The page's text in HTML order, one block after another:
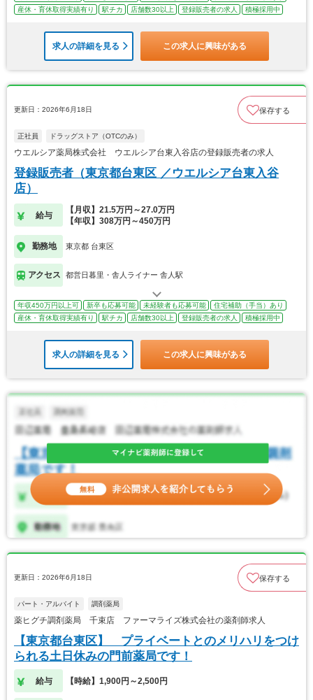
産休・育休取得実績有り
駅チカ 店舗数30以上 登録販売者の求人 積極採用中
求人の詳細を見る この求人に興味がある
更新日：2026年6月18日 保存する
正社員 ドラッグストア（OTCのみ）
ウエルシア薬局株式会社 ウエルシア台東入谷店の登録販売者の求人
登録販売者（東京都台東区 ／ウエルシア台東入谷
店）
給与
【月収】21.5万円～27.0万円
【年収】308万円～450万円
勤務地 東京都 台東区
アクセス 都営日暮里・舎人ライナー 舎人駅
年収450万円以上可 新卒も応募可能 未経験者も応募可能
住宅補助（手当）あり
産休・育休取得実績有り
駅チカ 店舗数30以上 登録販売者の求人 積極採用中
求人の詳細を見る この求人に興味がある
更新日：2026年6月18日 保存する
パート・アルバイト 調剤薬局
薬ヒグチ調剤薬局 千束店 ファーマライズ株式会社の薬剤師求人
【東京都台東区】 プライベートとのメリハリをつけ
られる土日休みの門前薬局です！
給与 【時給】1,900円～2,500円